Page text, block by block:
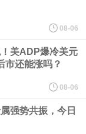
起，将证券融资交易清算
调的美国同行，凸显了
银股价收盘下跌4.4%，
08-06
美ADP爆冷美元
市还能涨吗？
08-06
强势共振，今日